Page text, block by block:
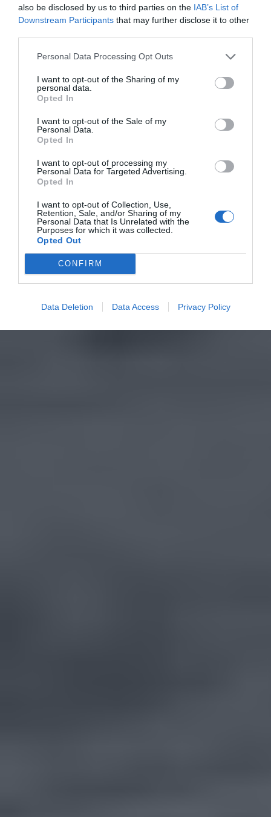
also be disclosed by us to third parties on the IAB’s List of
Downstream Participants that may further disclose it to other
Personal Data Processing Opt Outs
I want to opt-out of the Sharing of my
personal data.
Opted In
I want to opt-out of the Sale of my
Personal Data.
Opted In
I want to opt-out of processing my
Personal Data for Targeted Advertising.
Opted In
I want to opt-out of Collection, Use,
Retention, Sale, and/or Sharing of my
Personal Data that Is Unrelated with the
Purposes for which it was collected.
Opted Out
CONFIRM
Data Deletion Data Access Privacy Policy